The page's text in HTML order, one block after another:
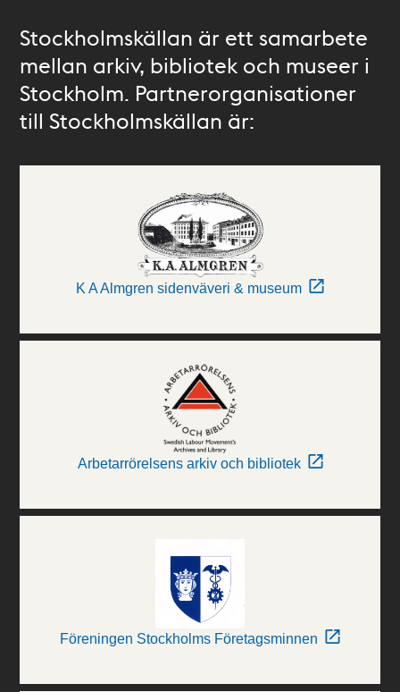
Stockholmskällan är ett samarbete
mellan arkiv, bibliotek och museer i
Stockholm. Partnerorganisationer
till Stockholmskällan är:
K A Almgren sidenväveri & museum
Arbetarrörelsens arkiv och bibliotek
Föreningen Stockholms Företagsminnen